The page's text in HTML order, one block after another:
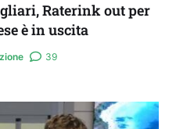
Raterink out per
è in uscita
39